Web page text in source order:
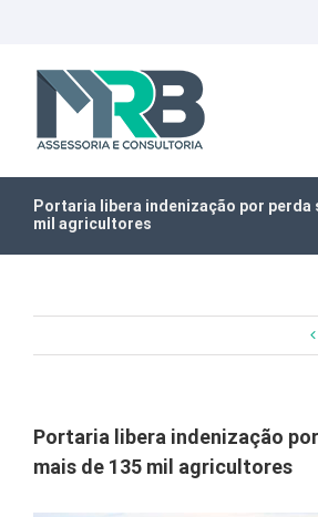
Portaria libera indenização por perda
mil agricultores
Portaria libera indenização
mais de 135 mil agricultores